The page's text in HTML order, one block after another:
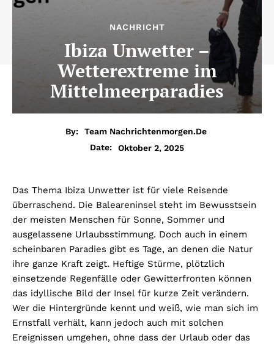
NACHRICHT
Ibiza Unwetter –
Wetterextreme im
Mittelmeerparadies
By:
Team Nachrichtenmorgen.de
Date:
Oktober 2, 2025
Das Thema Ibiza Unwetter ist für viele Reisende
überraschend. Die Baleareninsel steht im Bewusstsein
der meisten Menschen für Sonne, Sommer und
ausgelassene Urlaubsstimmung. Doch auch in einem
scheinbaren Paradies gibt es Tage, an denen die Natur
ihre ganze Kraft zeigt. Heftige Stürme, plötzlich
einsetzende Regenfälle oder Gewitterfronten können
das idyllische Bild der Insel für kurze Zeit verändern.
Wer die Hintergründe kennt und weiß, wie man sich im
Ernstfall verhält, kann jedoch auch mit solchen
Ereignissen umgehen, ohne dass der Urlaub oder das